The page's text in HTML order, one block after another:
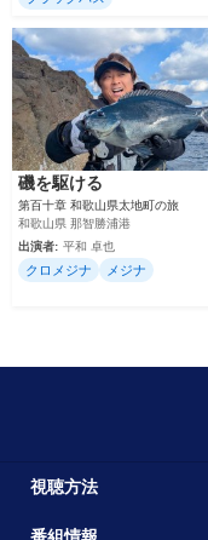
磯を駆ける
第百十章 和歌山県太地町の旅
和歌山県 那智勝浦港
出演者: 平和 卓也
クロメジナ メジナ
視聴方法